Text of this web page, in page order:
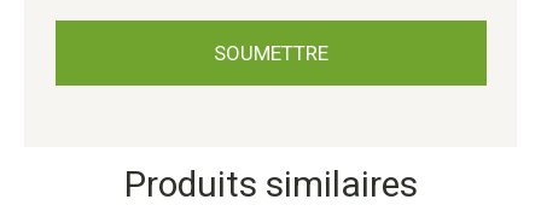
Produits similaires